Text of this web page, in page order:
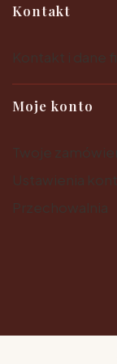
Kontakt
Moje konto